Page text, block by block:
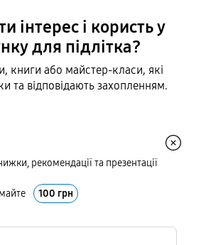
інтерес і користь у
для підлітка?
книги або майстер-класи, які
та відповідають захопленням.
рекомендації та презентації
100 грн